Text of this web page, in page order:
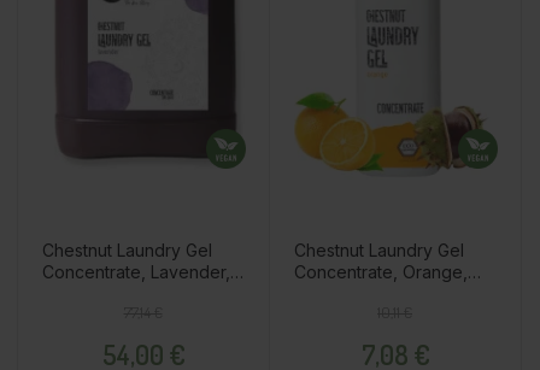
Chestnut Laundry Gel
Concentrate, Lavender,
54,00 €
Chestnut Laundry Gel
Concentrate, Orange,
7,08 €